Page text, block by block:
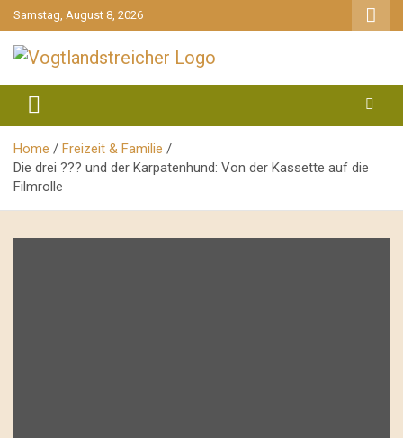
gehe
zum
Inhalt
Samstag, August 8, 2026
Vogtlandstreicher
Home
Freizeit & Familie
Die drei ??? und der Karpatenhund: Von der Kassette auf die
Filmrolle